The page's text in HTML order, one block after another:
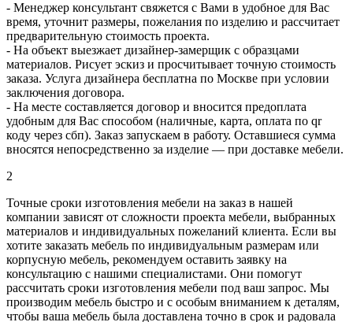
- Менеджер консультант свяжется с Вами в удобное для Вас
время, уточнит размеры, пожелания по изделию и рассчитает
предварительную стоимость проекта.
- На объект выезжает дизайнер-замерщик с образцами
материалов. Рисует эскиз и просчитывает точную стоимость
заказа. Услуга дизайнера бесплатна по Москве при условии
заключения договора.
- На месте составляется договор и вносится предоплата
удобным для Вас способом (наличные, карта, оплата по qr
коду через сбп). Заказ запускаем в работу. Оставшиеся сумма
вносятся непосредственно за изделие — при доставке мебели.
2
Точные сроки изготовления мебели на заказ в нашей
компании зависят от сложности проекта мебели, выбранных
материалов и индивидуальных пожеланий клиента. Если вы
хотите заказать мебель по индивидуальным размерам или
корпусную мебель, рекомендуем оставить заявку на
консультацию с нашими специалистами. Они помогут
рассчитать сроки изготовления мебели под ваш запрос. Мы
производим мебель быстро и с особым вниманием к деталям,
чтобы ваша мебель была доставлена точно в срок и радовала